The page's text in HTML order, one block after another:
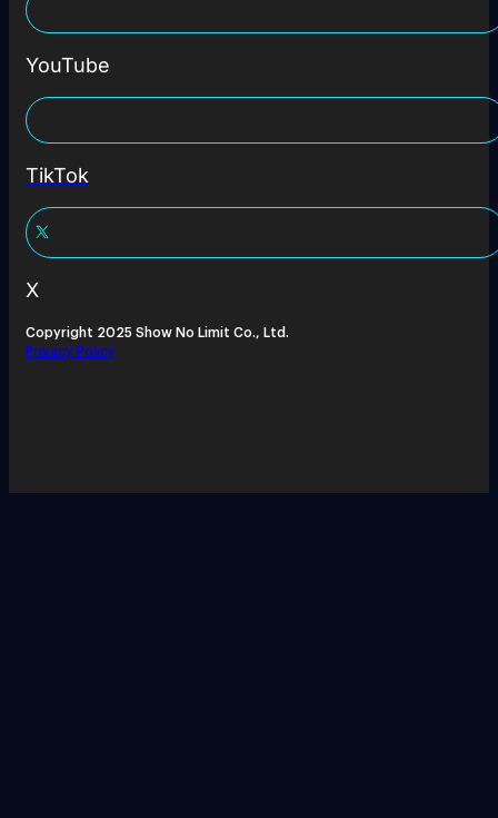
YouTube
TikTok
X
Copyright 2025 Show No Limit Co., Ltd.
Privacy Policy